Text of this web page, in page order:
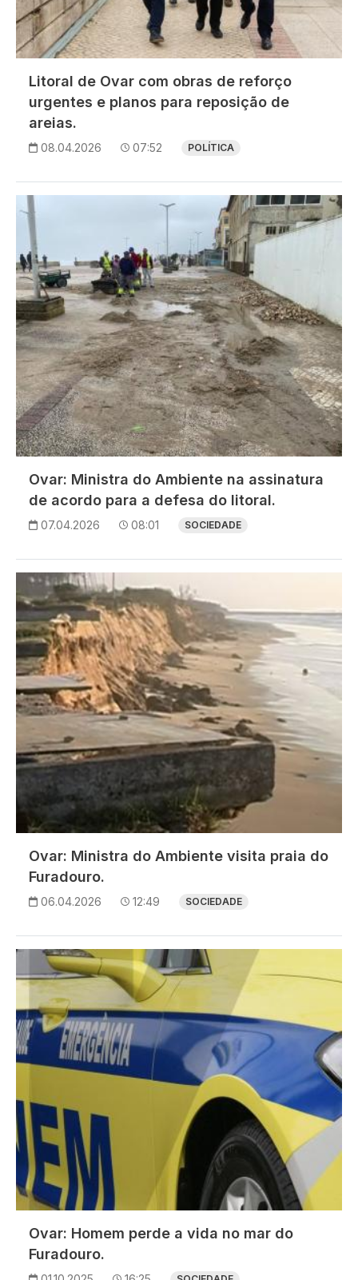
Litoral de Ovar com obras de reforço
urgentes e planos para reposição de
areias.
08.04.2026 07:52 POLÍTICA
Imagem
Ovar: Ministra do Ambiente na assinatura
de acordo para a defesa do litoral.
07.04.2026 08:01 SOCIEDADE
Imagem
Ovar: Ministra do Ambiente visita praia do
Furadouro.
06.04.2026 12:49 SOCIEDADE
Imagem
Ovar: Homem perde a vida no mar do
Furadouro.